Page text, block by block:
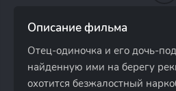
Описание фильма
Отец-одиночка и его дочь-
найденную ими на берегу
охотится безжалостный